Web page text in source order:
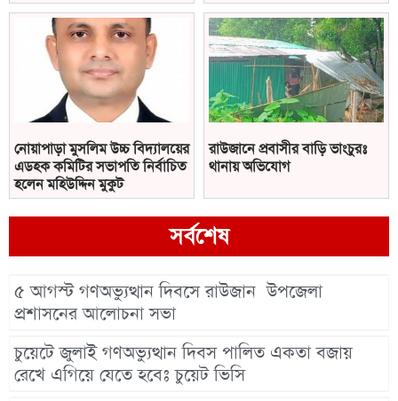
নোয়াপাড়া মুসলিম উচ্চ বিদ্যালয়ের
এডহক কমিটির সভাপতি নির্বাচিত
হলেন মহিউদ্দিন মুকুট
রাউজানে প্রবাসীর বাড়ি ভাংচুরঃ
থানায় অভিযোগ
সর্বশেষ
৫ আগস্ট গণঅভ্যুত্থান দিবসে রাউজান উপজেলা
প্রশাসনের আলোচনা সভা
চুয়েটে জুলাই গণঅভ্যুত্থান দিবস পালিত একতা বজায়
রেখে এগিয়ে যেতে হবেঃ চুয়েট ভিসি